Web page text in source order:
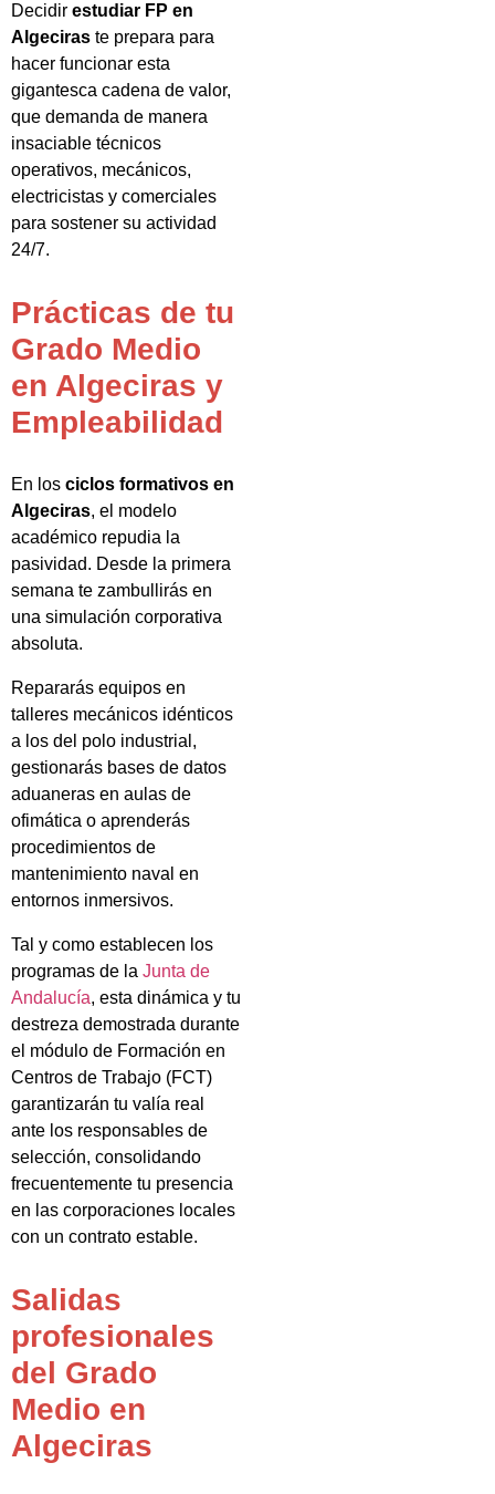
Decidir estudiar FP en
Algeciras te prepara para
hacer funcionar esta
gigantesca cadena de valor,
que demanda de manera
insaciable técnicos
operativos, mecánicos,
electricistas y comerciales
para sostener su actividad
24/7.
Prácticas de tu
Grado Medio
en Algeciras y
Empleabilidad
En los ciclos formativos en
Algeciras, el modelo
académico repudia la
pasividad. Desde la primera
semana te zambullirás en
una simulación corporativa
absoluta.
Repararás equipos en
talleres mecánicos idénticos
a los del polo industrial,
gestionarás bases de datos
aduaneras en aulas de
ofimática o aprenderás
procedimientos de
mantenimiento naval en
entornos inmersivos.
Tal y como establecen los
programas de la Junta de
Andalucía, esta dinámica y tu
destreza demostrada durante
el módulo de Formación en
Centros de Trabajo (FCT)
garantizarán tu valía real
ante los responsables de
selección, consolidando
frecuentemente tu presencia
en las corporaciones locales
con un contrato estable.
Salidas
profesionales
del Grado
Medio en
Algeciras